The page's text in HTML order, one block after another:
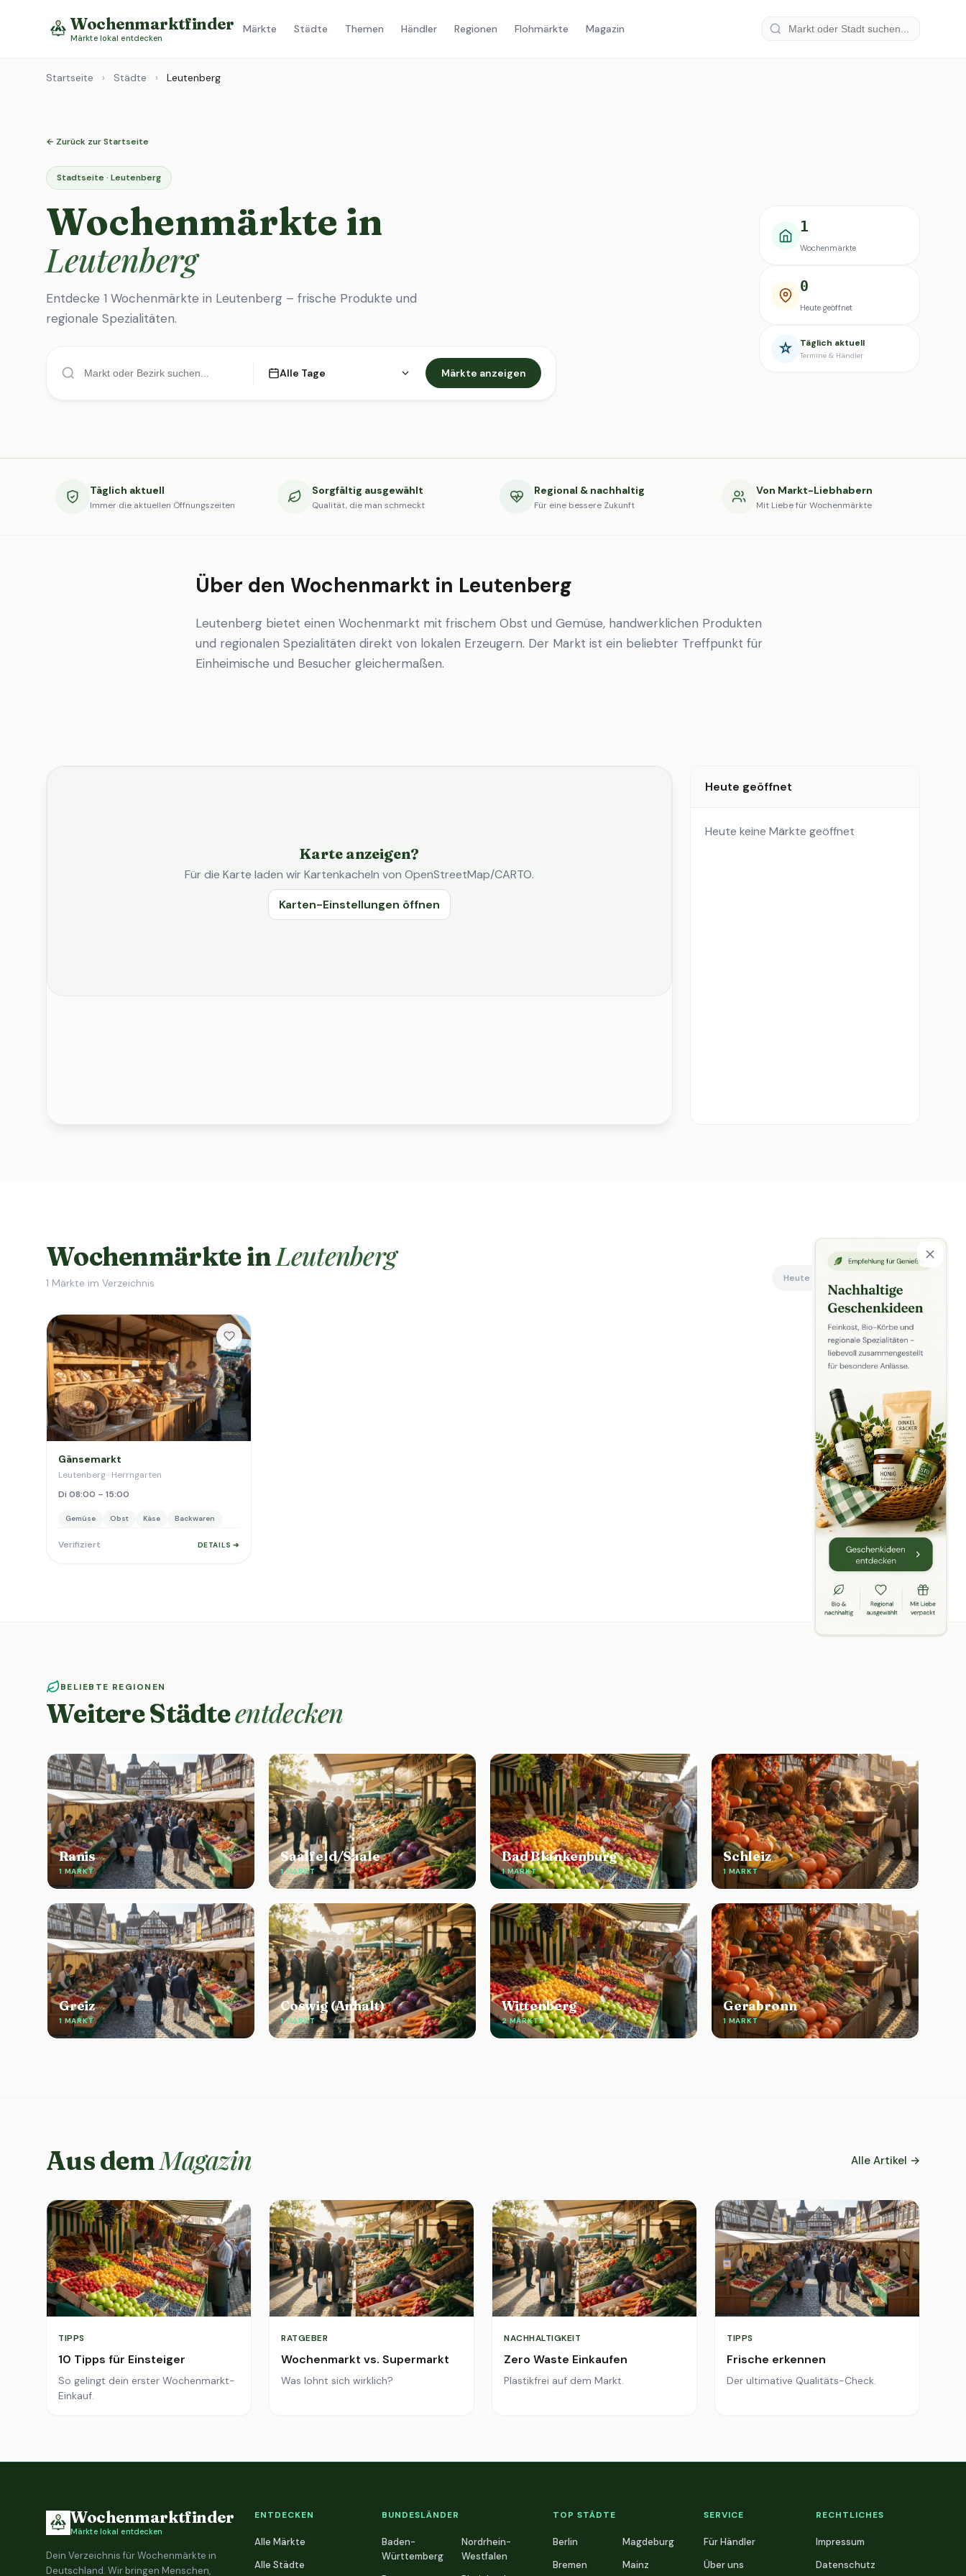
Wochenmarktfinder
Märkte lokal entdecken
Märkte Städte Themen Händler Regionen Flohmärkte Magazin
Startseite › Städte › Leutenberg
← Zurück zur Startseite
Stadtseite · Leutenberg
Wochenmärkte in
Leutenberg
Entdecke 1 Wochenmärkte in Leutenberg – frische Produkte und
regionale Spezialitäten.
Alle Tage Märkte anzeigen
1
Wochenmärkte
0
Heute geöffnet
Täglich aktuell
Termine & Händler
Täglich aktuell
Immer die aktuellen Öffnungszeiten
Sorgfältig ausgewählt
Qualität, die man schmeckt
Regional & nachhaltig
Für eine bessere Zukunft
Von Markt-Liebhabern
Mit Liebe für Wochenmärkte
Über den Wochenmarkt in Leutenberg
Leutenberg bietet einen Wochenmarkt mit frischem Obst und Gemüse, handwerklichen Produkten
und regionalen Spezialitäten direkt von lokalen Erzeugern. Der Markt ist ein beliebter Treffpunkt für
Einheimische und Besucher gleichermaßen.
Karte anzeigen?
Für die Karte laden wir Kartenkacheln von OpenStreetMap/CARTO.
Karten-Einstellungen öffnen
Heute geöffnet
Heute keine Märkte geöffnet
Wochenmärkte inLeutenberg
1 Märkte im Verzeichnis Heute offen
Gänsemarkt
Leutenberg · Herrngarten
Di 08:00 – 15:00
Gemüse Obst Käse Backwaren
Verifiziert DETAILS ➔
BELIEBTE REGIONEN
Weitere Städteentdecken
Ranis
1 MARKT
Saalfeld/Saale
1 MARKT
Bad Blankenburg
1 MARKT
Schleiz
1 MARKT
Greiz
1 MARKT
Coswig (Anhalt)
1 MARKT
Wittenberg
2 MÄRKTE
Gerabronn
1 MARKT
Aus demMagazin Alle Artikel →
TIPPS
10 Tipps für Einsteiger
So gelingt dein erster Wochenmarkt-
Einkauf.
RATGEBER
Wochenmarkt vs. Supermarkt
Was lohnt sich wirklich?
NACHHALTIGKEIT
Zero Waste Einkaufen
Plastikfrei auf dem Markt.
TIPPS
Frische erkennen
Der ultimative Qualitäts-Check.
Wochenmarktfinder
Märkte lokal entdecken
Dein Verzeichnis für Wochenmärkte in
Deutschland. Wir bringen Menschen,
ENTDECKEN
Alle Märkte
Alle Städte
BUNDESLÄNDER
Baden-
Württemberg
Nordrhein-
Westfalen
TOP STÄDTE
Berlin
Bremen
Magdeburg
Mainz
SERVICE
Für Händler
Über uns
RECHTLICHES
Impressum
Datenschutz